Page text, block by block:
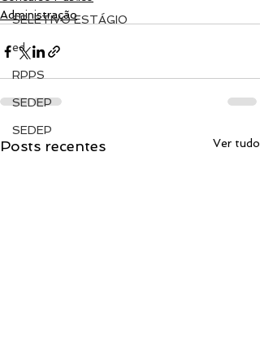
SELETIVO ESTÁGIO
ed
RPPS
SEDEP
SEDEP
Administração
Posts recentes Ver tudo